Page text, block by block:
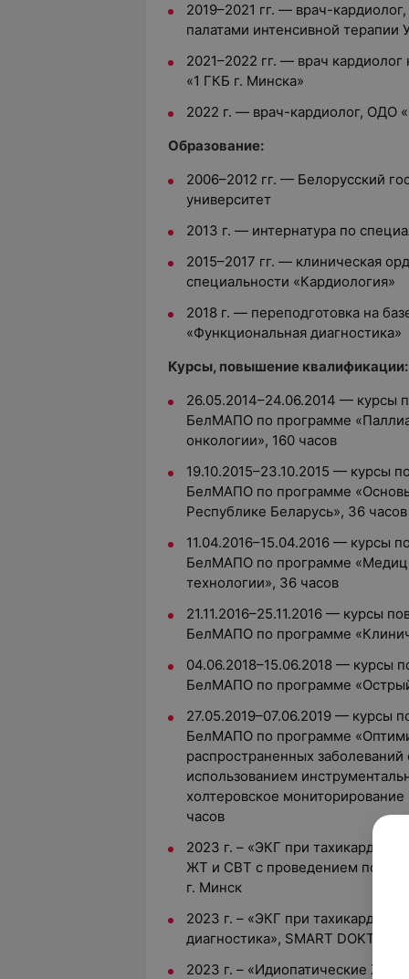
2019–2021 гг. — врач-
палатами интенсивной
2021–2022 гг. — врач
«1 ГКБ г. Минска»
2022 г. — врач-кардиолог, ОДО
Образование:
2006–2012 гг. — Белорусский
университет
2013 г. — интернатура по
2015–2017 гг. — клиническая
специальности «Кардиология»
2018 г. — переподготовка на
«Функциональная диагностика»
Курсы, повышение квалификации:
26.05.2014–24.06.2014 — курсы
БелМАПО по программе
онкологии», 160 часов
19.10.2015–23.10.2015 — курсы
БелМАПО по программе
Республике Беларусь», 36 часов
11.04.2016–15.04.2016 — курсы
БелМАПО по программе
технологии», 36 часов
21.11.2016–25.11.2016 — курсы
БелМАПО по программе
04.06.2018–15.06.2018 — курсы
БелМАПО по программе
27.05.2019–07.06.2019 — курсы
БелМАПО по программе
распространенных
использованием
холтеровское
часов
2023 г. – «ЭКГ при тахикардиях
ЖТ и СВТ с проведением по
г. Минск
2023 г. – «ЭКГ при тахикардиях
диагностика», SMART DOKTOR,
2023 г. – «Идиопатические